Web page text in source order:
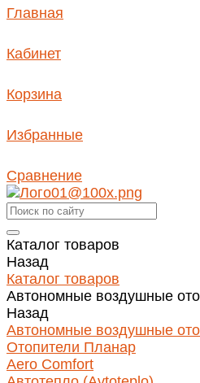
Главная
Кабинет
Корзина
Избранные
Сравнение
Каталог товаров
Назад
Каталог товаров
Автономные воздушные
Назад
Автономные воздушные
Отопители Планар
Aero Comfort